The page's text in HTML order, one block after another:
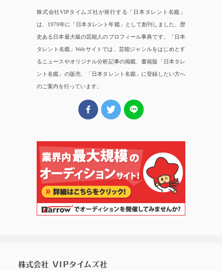
株式会社VIPタイムズ社が発行する「日本タレント名鑑」
は、1970年に「日本タレント年鑑」として創刊しました。歴
史ある日本最大級の芸能人のプロフィール事典です。「日本
タレント名鑑」Webサイトでは、芸能ジャンルをはじめとす
るニュースやオリジナル分析記事の掲載、書籍版「日本タレ
ント名鑑」の販売、「日本タレント名鑑」に登録したい方へ
のご案内を行っています。